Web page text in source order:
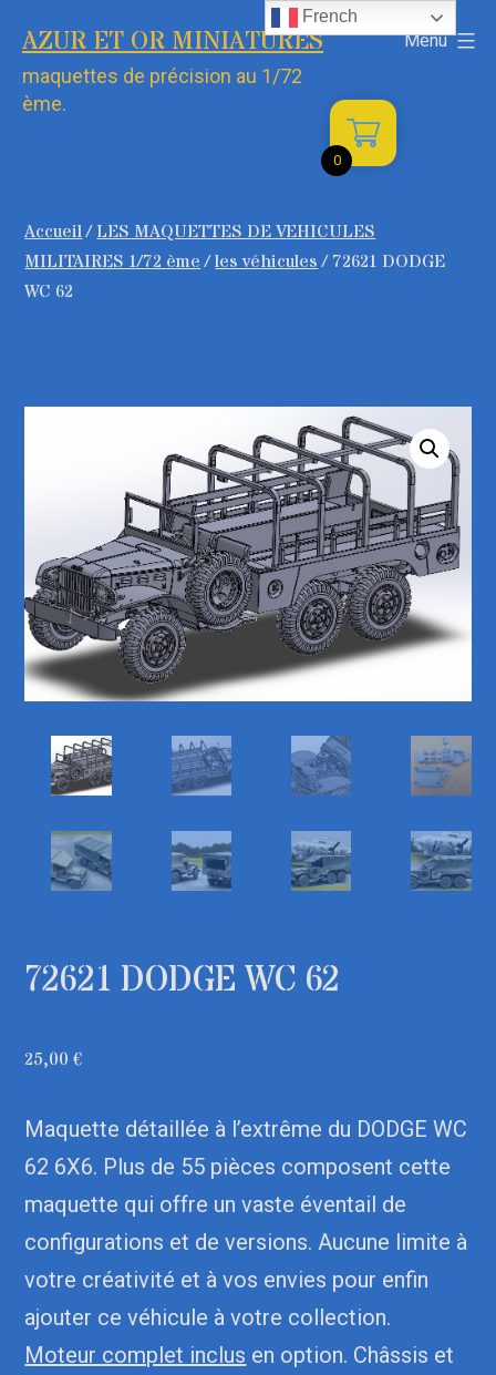
contenu
AZUR ET OR MINIATURES
maquettes de précision au 1/72
ème.
Menu
Accueil/LES MAQUETTES DE VEHICULES
MILITAIRES 1/72 ème/les véhicules/ 72621 DODGE
WC 62
72621 DODGE WC 62
25,00€
Maquette détaillée à l’extrême du DODGE WC
62 6X6. Plus de 55 pièces composent cette
maquette qui offre un vaste éventail de
configurations et de versions. Aucune limite à
votre créativité et à vos envies pour enfin
ajouter ce véhicule à votre collection.
Moteur complet inclus en option. Châssis et
French
0